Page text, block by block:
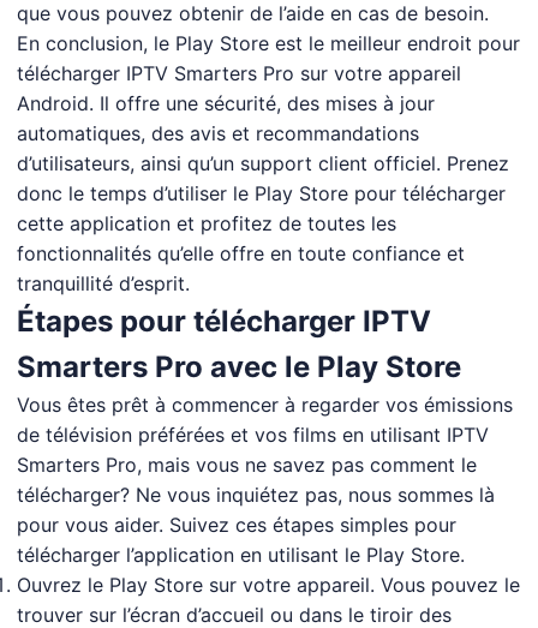
que vous pouvez obtenir de l’aide en cas de besoin.
En conclusion, le Play Store est le meilleur endroit pour
télécharger IPTV Smarters Pro sur votre appareil
Android. Il offre une sécurité, des mises à jour
automatiques, des avis et recommandations
d’utilisateurs, ainsi qu’un support client officiel. Prenez
donc le temps d’utiliser le Play Store pour télécharger
cette application et profitez de toutes les
fonctionnalités qu’elle offre en toute confiance et
tranquillité d’esprit.
Étapes pour télécharger IPTV
Smarters Pro avec le Play Store
Vous êtes prêt à commencer à regarder vos émissions
de télévision préférées et vos films en utilisant IPTV
Smarters Pro, mais vous ne savez pas comment le
télécharger? Ne vous inquiétez pas, nous sommes là
pour vous aider. Suivez ces étapes simples pour
télécharger l’application en utilisant le Play Store.
Ouvrez le Play Store sur votre appareil. Vous pouvez le
trouver sur l’écran d’accueil ou dans le tiroir des